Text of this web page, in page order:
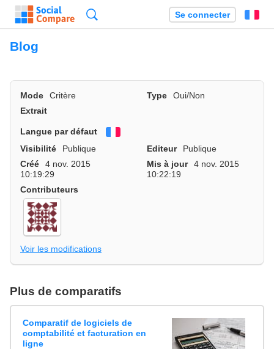
Se connecter
Blog
Mode Critère Type
Oui/Non
Extrait
Langue par défaut
Visibilité
Publique Editeur
Publique
Créé
4 nov. 2015
10:19:29
Mis à jour
4 nov. 2015
10:22:19
Contributeurs
Voir les modifications
Plus de comparatifs
Comparatif de logiciels de
comptabilité et facturation en
ligne